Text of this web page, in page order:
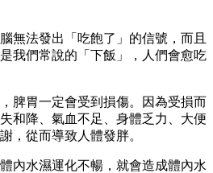
無法發出「吃飽了」的信號，而且
我們常說的「下飯」，人們會愈吃
脾胃一定會受到損傷。因為受損而
和降、氣血不足、身體乏力、大便
，從而導致人體發胖。
內水濕運化不暢，就會造成體內水